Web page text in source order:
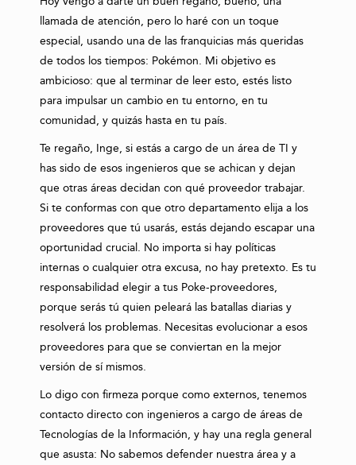
llamada de atención, pero lo haré con un toque
especial, usando una de las franquicias más queridas
de todos los tiempos: Pokémon. Mi objetivo es
ambicioso: que al terminar de leer esto, estés listo
para impulsar un cambio en tu entorno, en tu
comunidad, y quizás hasta en tu país.
Te regaño, Inge, si estás a cargo de un área de TI y
has sido de esos ingenieros que se achican y dejan
que otras áreas decidan con qué proveedor trabajar.
Si te conformas con que otro departamento elija a los
proveedores que tú usarás, estás dejando escapar una
oportunidad crucial. No importa si hay políticas
internas o cualquier otra excusa, no hay pretexto. Es tu
responsabilidad elegir a tus Poke-proveedores,
porque serás tú quien peleará las batallas diarias y
resolverá los problemas. Necesitas evolucionar a esos
proveedores para que se conviertan en la mejor
versión de sí mismos.
Lo digo con firmeza porque como externos, tenemos
contacto directo con ingenieros a cargo de áreas de
Tecnologías de la Información, y hay una regla general
que asusta: No sabemos defender nuestra área y a